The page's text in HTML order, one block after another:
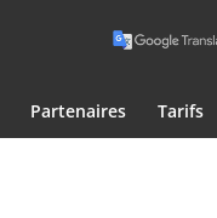
Partenaires Tarifs